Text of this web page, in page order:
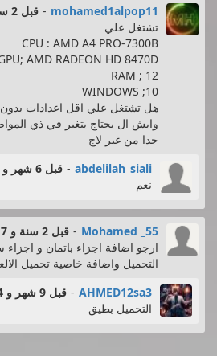
mohamed1alpop11
- قبل 2 سنة و 7 شهر
تشتغل علي
CPU : AMD A4 PRO-7300B
AMD RADEON HD 8470D
RAM ; 12
WINDOWS ;10
هل تشتغل علي اقل اعدادات بدون
وايش ال يحتاج يتغير في ذي
جدا من غير لاج
abdelilah_siali
- قبل 6 شهر و 21 يوم
نعم
Mohamed _55
- قبل 2 سنة و 7 شهر
ارجو اضافة اجزاء باتمان و
التحميل واضافة خاصية تحميل
AHMED12sa3
- قبل 9 شهر و 14 يوم
التحميل بطيق